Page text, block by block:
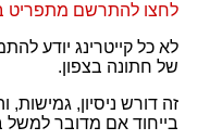
לחצו להתרשם מתפריט
לא כל קייטרינג יודע
של חתונה בצפון.
זה דורש ניסיון,
בייחוד אם מדובר